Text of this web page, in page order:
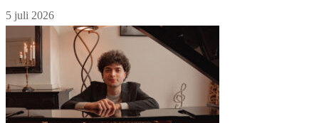
5 juli 2026